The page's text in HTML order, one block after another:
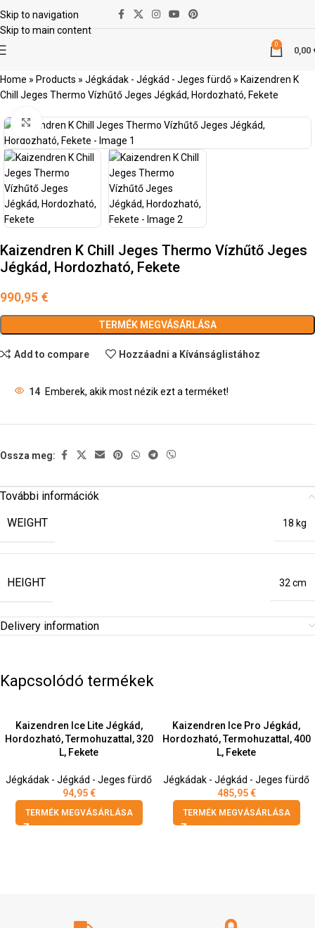
Skip to navigation
Skip to main content
0
0,00
Home » Products » Jégkádak - Jégkád - Jeges fürdő » Kaizendren K
Chill Jeges Thermo Vízhűtő Jeges Jégkád, Hordozható, Fekete
kattints a kinagyításhoz
Kaizendren K Chill Jeges Thermo Vízhűtő Jeges
Jégkád, Hordozható, Fekete
990,95 €
TERMÉK MEGVÁSÁRLÁSA
Add to compare Hozzáadni a Kívánságlistához
14 Emberek, akik most nézik ezt a terméket!
Ossza meg:
További információk
WEIGHT
18 kg
HEIGHT 32 cm
Delivery information
Kapcsolódó termékek
Kaizendren Ice Lite Jégkád,
Hordozható, Termohuzattal, 320
L, Fekete
Jégkádak - Jégkád - Jeges fürdő
94,95€
TERMÉK MEGVÁSÁRLÁSA
Kaizendren Ice Pro Jégkád,
Hordozható, Termohuzattal, 400
L, Fekete
Jégkádak - Jégkád - Jeges fürdő
485,95€
TERMÉK MEGVÁSÁRLÁSA